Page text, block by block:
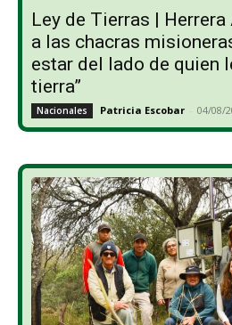
Ley de Tierras |
a las chacras
estar del lado de quien
tierra”
Nacionales Patricia Escobar - 04/08/